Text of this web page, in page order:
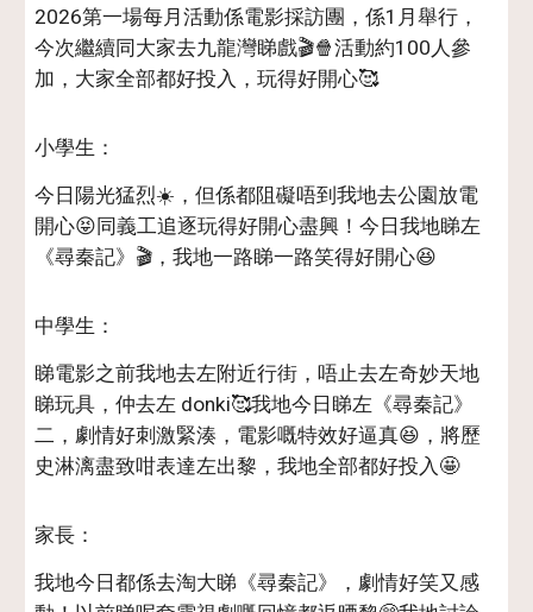
2026第一場每月活動係電影採訪團，係1月舉行，
今次繼續同大家去九龍灣睇戲🎬🍿活動約100人參
加，大家全部都好投入，玩得好開心🥰
小學生：
今日陽光猛烈☀️，但係都阻礙唔到我地去公園放電
開心😝同義工追逐玩得好開心盡興！今日我地睇左
《尋秦記》🎬，我地一路睇一路笑得好開心😆
中學生：
睇電影之前我地去左附近行街，唔止去左奇妙天地
睇玩具，仲去左 donki🥰我地今日睇左《尋秦記》
二，劇情好刺激緊湊，電影嘅特效好逼真😆，將歷
史淋漓盡致咁表達左出黎，我地全部都好投入🤩
家長：
我地今日都係去淘大睇《尋秦記》，劇情好笑又感